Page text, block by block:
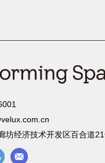
坊经济技术开发区百合道